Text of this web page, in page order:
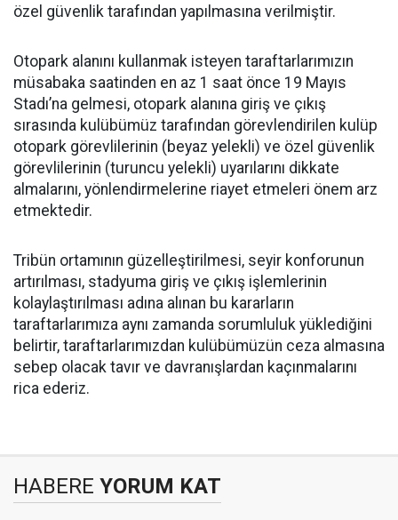
özel güvenlik tarafından yapılmasına verilmiştir.
Otopark alanını kullanmak isteyen taraftarlarımızın
müsabaka saatinden en az 1 saat önce 19 Mayıs
Stadı’na gelmesi, otopark alanına giriş ve çıkış
sırasında kulübümüz tarafından görevlendirilen kulüp
otopark görevlilerinin (beyaz yelekli) ve özel güvenlik
görevlilerinin (turuncu yelekli) uyarılarını dikkate
almalarını, yönlendirmelerine riayet etmeleri önem arz
etmektedir.
Tribün ortamının güzelleştirilmesi, seyir konforunun
artırılması, stadyuma giriş ve çıkış işlemlerinin
kolaylaştırılması adına alınan bu kararların
taraftarlarımıza aynı zamanda sorumluluk yüklediğini
belirtir, taraftarlarımızdan kulübümüzün ceza almasına
sebep olacak tavır ve davranışlardan kaçınmalarını
rica ederiz.
HABERE YORUM KAT